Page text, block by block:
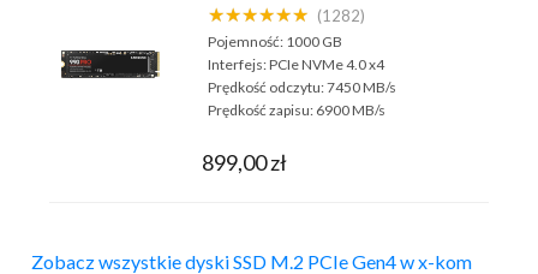
★★★★★★ (1282)
Pojemność: 1000 GB
Interfejs:PCIe NVMe 4.0 x4
Prędkość odczytu:7450 MB/s
Prędkość zapisu: 6900 MB/s
899,00 zł
Zobacz wszystkie dyski SSD M.2 PCIe Gen4 w x-kom